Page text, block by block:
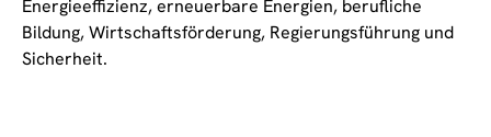
Energieeffizienz, erneuerbare Energien, berufliche
Bildung, Wirtschaftsförderung, Regierungsführung und
Sicherheit.